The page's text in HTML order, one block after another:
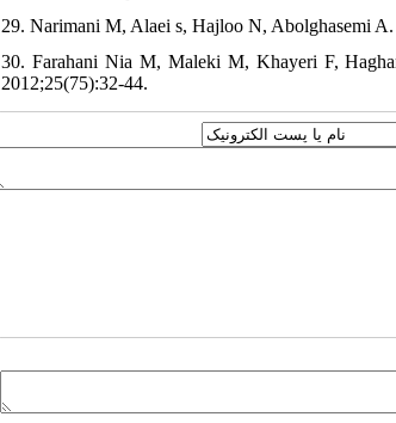
29. Narimani M, Alaei s, Hajloo N, Abolghasemi
30. Farahani Nia M, Maleki M, Khayeri F,
2012;25(75):32-44.